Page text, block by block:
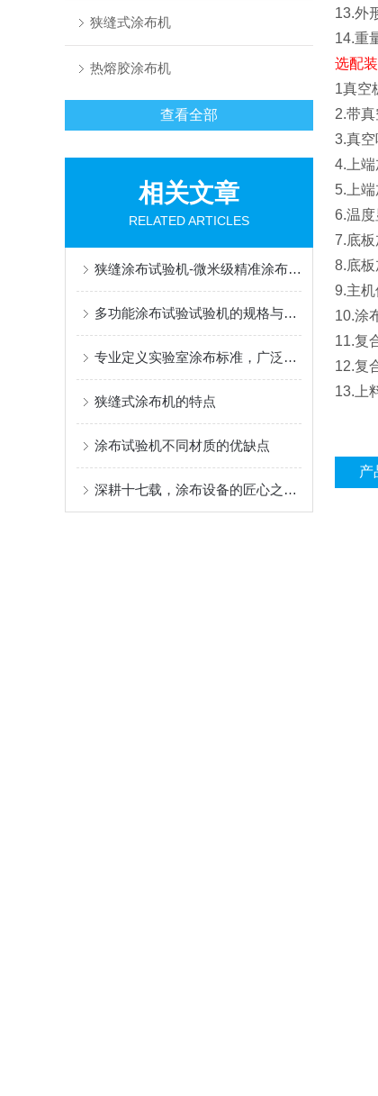
狭缝式涂布机
热熔胶涂布机
查看全部
相关文章
RELATED ARTICLES
狭缝涂布试验机-微米级精准涂布，赋能新能源与半导体科研创新
多功能涂布试验试验机的规格与性能
专业定义实验室涂布标准，广泛赋能材料创新研发
狭缝式涂布机的特点
涂布试验机不同材质的优缺点
深耕十七载，涂布设备的匠心之选 ——AT-TB-300C 多功能涂布试验机
13.外
14.重
选配
1真空
2.带真
3.真
4.上
5.上
6.温
7.底
8.底
9.主
10.涂
11.复
12.复
13.上
产